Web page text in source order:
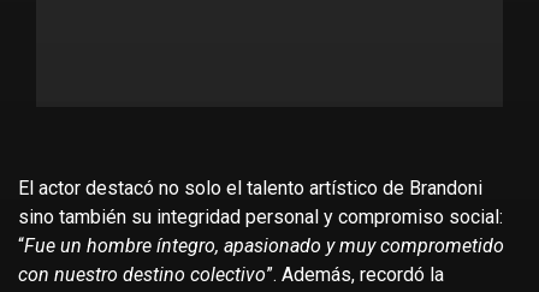
El actor destacó no solo el talento artístico de Brandoni
sino también su integridad personal y compromiso social:
“Fue un hombre íntegro, apasionado y muy comprometido
con nuestro destino colectivo”. Además, recordó la